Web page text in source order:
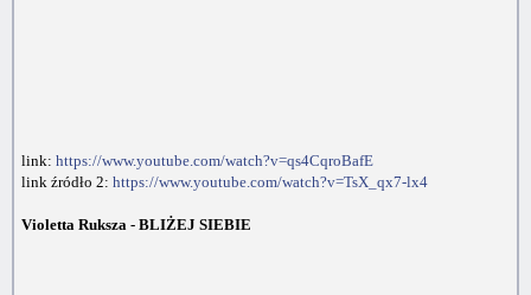
link: https://www.youtube.com/watch?v=qs4CqroBafE
link źródło 2: https://www.youtube.com/watch?v=TsX_qx7-lx4
Violetta Ruksza - BLIŻEJ SIEBIE